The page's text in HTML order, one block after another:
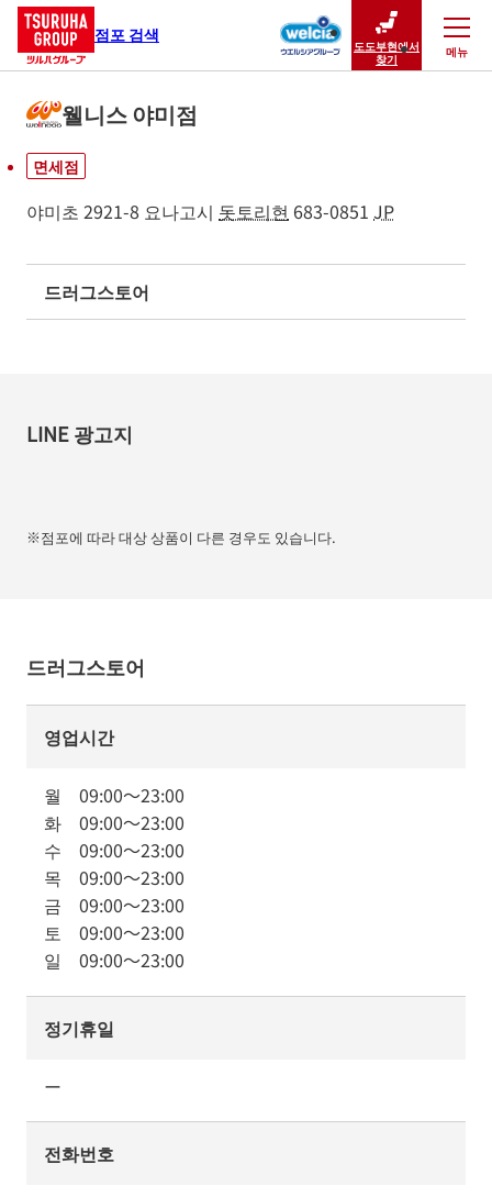
점포 검색
도도부현에서
찾기
메뉴
닫기
웰니스 야미점
면세점
야미초 2921-8 요나고시 돗토리현 683-0851 JP
드러그스토어
LINE 광고지
※점포에 따라 대상 상품이 다른 경우도 있습니다.
드러그스토어
영업시간
월 09:00～23:00
화 09:00～23:00
수 09:00～23:00
목 09:00～23:00
금 09:00～23:00
토 09:00～23:00
일 09:00～23:00
정기휴일
ー
전화번호